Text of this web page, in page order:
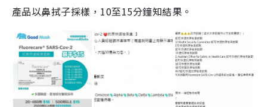
產品以鼻拭子採樣，10至15分鐘知結果。